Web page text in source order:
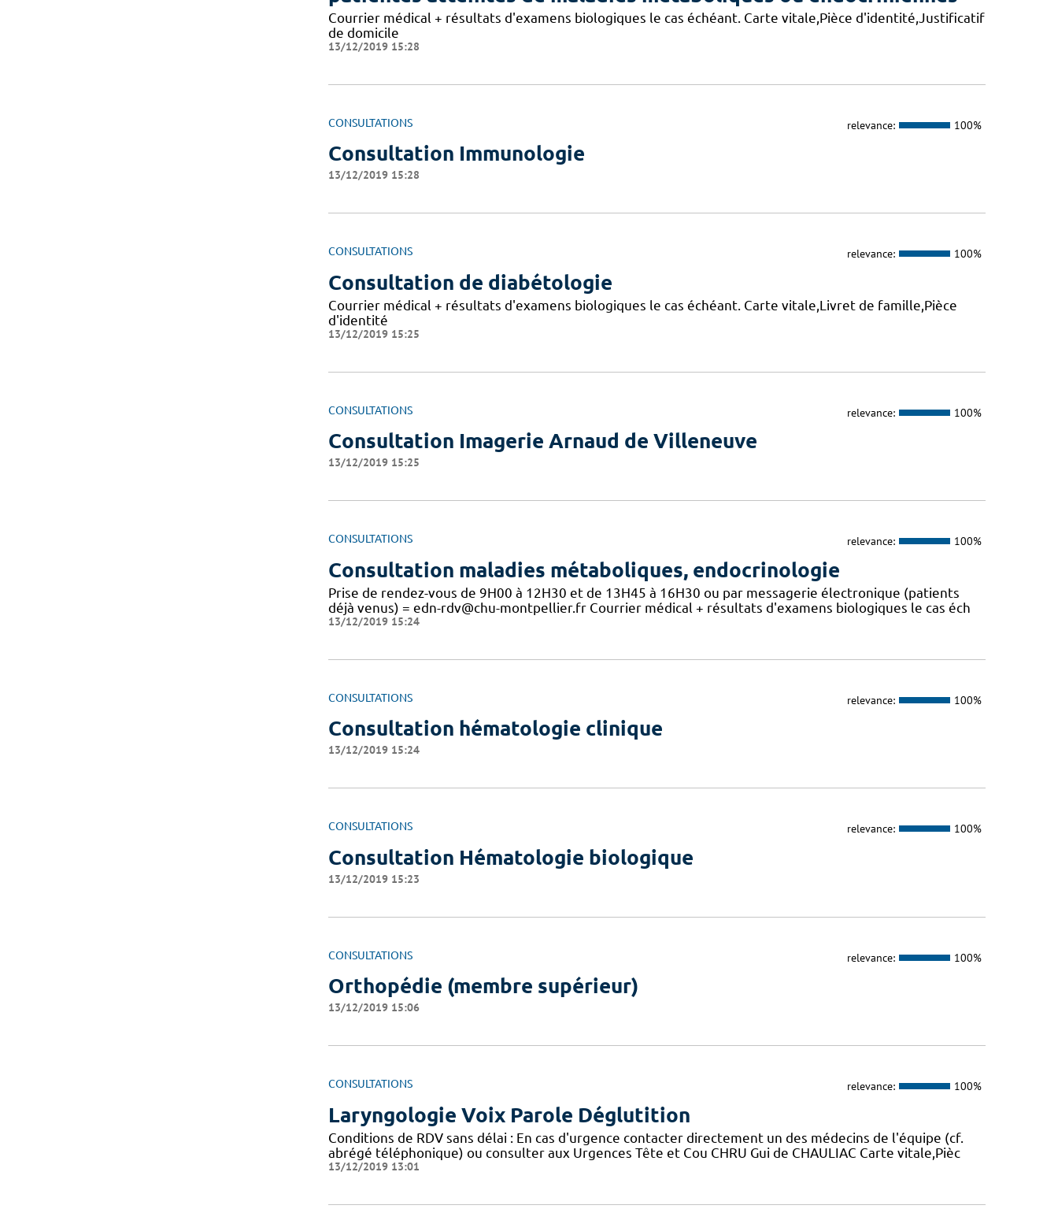
Courrier médical + résultats d'examens biologiques le cas échéant. Carte vitale,Pièce d'identité,Justificatif
de domicile
13/12/2019 15:28
CONSULTATIONS relevance: 100%
Consultation Immunologie
13/12/2019 15:28
CONSULTATIONS relevance: 100%
Consultation de diabétologie
Courrier médical + résultats d'examens biologiques le cas échéant. Carte vitale,Livret de famille,Pièce
d'identité
13/12/2019 15:25
CONSULTATIONS relevance: 100%
Consultation Imagerie Arnaud de Villeneuve
13/12/2019 15:25
CONSULTATIONS relevance: 100%
Consultation maladies métaboliques, endocrinologie
Prise de rendez-vous de 9H00 à 12H30 et de 13H45 à 16H30 ou par messagerie électronique (patients
déjà venus) = edn-rdv@chu-montpellier.fr Courrier médical + résultats d'examens biologiques le cas éch
13/12/2019 15:24
CONSULTATIONS relevance: 100%
Consultation hématologie clinique
13/12/2019 15:24
CONSULTATIONS relevance: 100%
Consultation Hématologie biologique
13/12/2019 15:23
CONSULTATIONS relevance: 100%
Orthopédie (membre supérieur)
13/12/2019 15:06
CONSULTATIONS relevance: 100%
Laryngologie Voix Parole Déglutition
Conditions de RDV sans délai : En cas d'urgence contacter directement un des médecins de l'équipe (cf.
abrégé téléphonique) ou consulter aux Urgences Tête et Cou CHRU Gui de CHAULIAC Carte vitale,Pièc
13/12/2019 13:01